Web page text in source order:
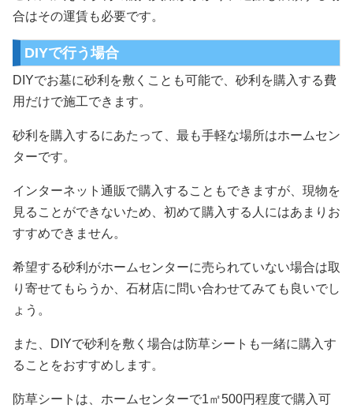
合はその運賃も必要です。
DIYで行う場合
DIYでお墓に砂利を敷くことも可能で、砂利を購入する費
用だけで施工できます。
砂利を購入するにあたって、最も手軽な場所はホームセン
ターです。
インターネット通販で購入することもできますが、現物を
見ることができないため、初めて購入する人にはあまりお
すすめできません。
希望する砂利がホームセンターに売られていない場合は取
り寄せてもらうか、石材店に問い合わせてみても良いでし
ょう。
また、DIYで砂利を敷く場合は防草シートも一緒に購入す
ることをおすすめします。
防草シートは、ホームセンターで1㎡500円程度で購入可